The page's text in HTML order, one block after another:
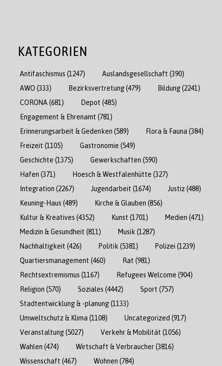
KATEGORIEN
Antifaschismus (1247) Auslandsgesellschaft (390)
AWO (333) Bezirksvertretung(479) Bildung(2241)
CORONA (681) Depot (485)
Engagement & Ehrenamt (781)
Erinnerungsarbeit & Gedenken (589) Flora & Fauna (384)
Freizeit (1105) Gastronomie (549)
Geschichte (1375) Gewerkschaften (590)
Hafen (371) Hoesch & Westfalenhütte (327)
Integration (2267) Jugendarbeit (1674) Justiz(488)
Keuning-Haus (489) Kirche & Glauben (856)
Kultur & Kreatives (4352) Kunst (1701) Medien (471)
Medizin & Gesundheit (811) Musik (1287)
Nachhaltigkeit (426) Politik (5381) Polizei (1239)
Quartiersmanagement (460) Rat (981)
Rechtsextremismus (1167) Refugees Welcome (904)
Religion (570) Soziales (4442) Sport (757)
Stadtentwicklung & -planung(1133)
Umweltschutz & Klima (1108) Uncategorized (917)
Veranstaltung(5027) Verkehr & Mobilität (1056)
Wahlen (474) Wirtschaft & Verbraucher(3816)
Wissenschaft (467) Wohnen (784)